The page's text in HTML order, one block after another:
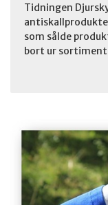
Tidningen
som sålde
bort ur